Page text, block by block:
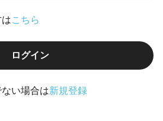
こちら
ログイン
い場合は新規登録